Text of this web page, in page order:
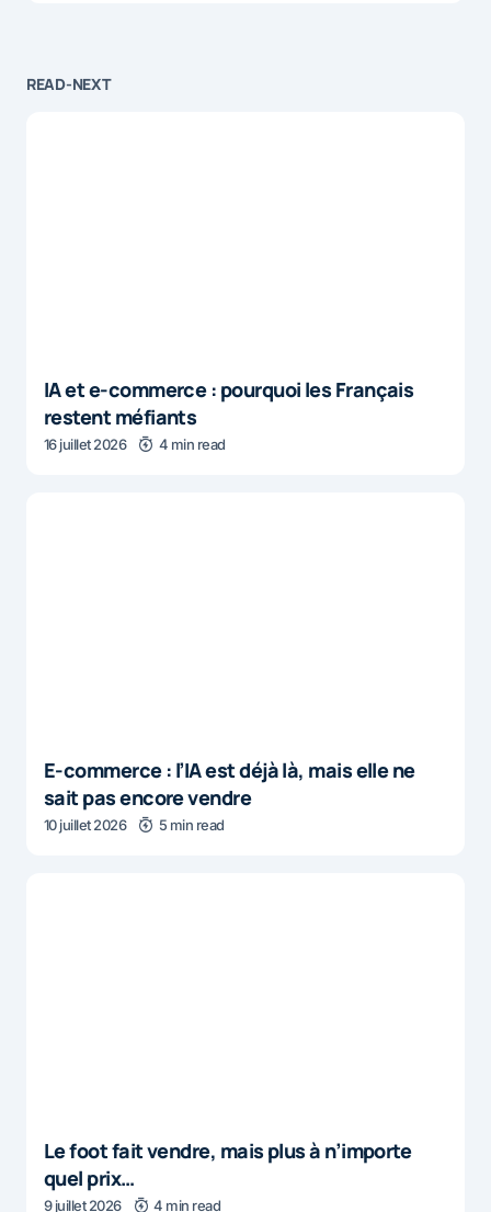
READ-NEXT
IA et e-commerce : pourquoi les Français
restent méfiants
16 juillet 2026 4 min read
E-commerce : l’IA est déjà là, mais elle ne
sait pas encore vendre
10 juillet 2026 5 min read
Le foot fait vendre, mais plus à n’importe
quel prix…
9 juillet 2026 4 min read